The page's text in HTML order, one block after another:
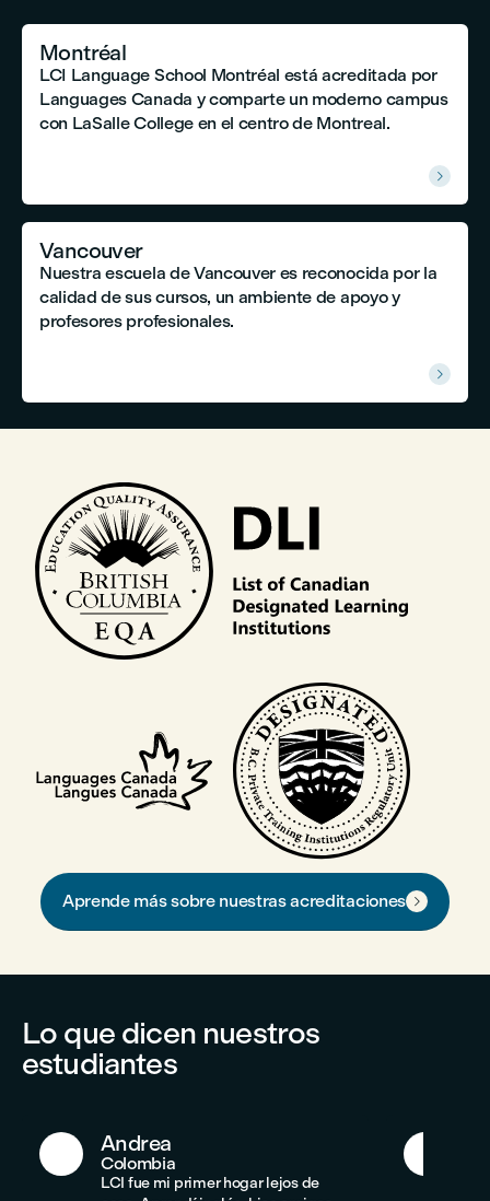
Montréal
LCI Language School Montréal está acreditada por
Languages Canada y comparte un moderno campus
con LaSalle College en el centro de Montreal.

Vancouver
Nuestra escuela de Vancouver es reconocida por la
calidad de sus cursos, un ambiente de apoyo y
profesores profesionales.

Aprende más sobre nuestras acreditaciones 
Lo que dicen nuestros
estudiantes
Andrea
Colombia
LCI fue mi primer hogar lejos de